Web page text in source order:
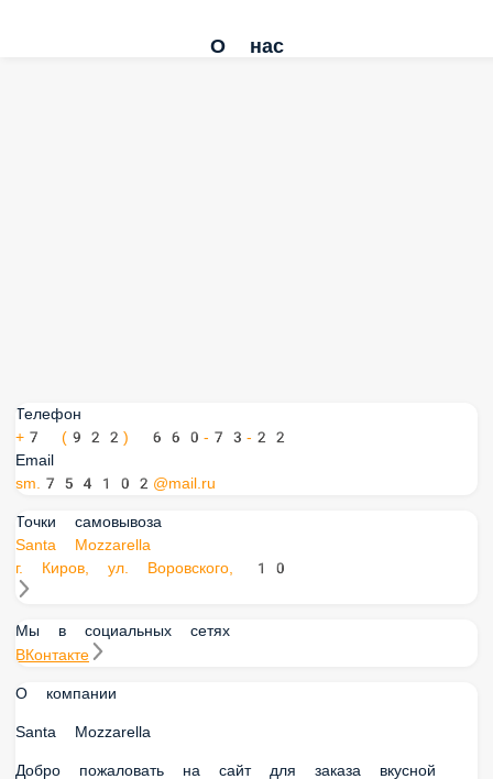
О нас
Телефон
+7 (922) 660-73-22
Email
sm.754102@mail.ru
Точки самовывоза
Santa Mozzarella
г. Киров, ул. Воровского, 10
Мы в социальных сетях
ВКонтакте
О компании
Santa Mozzarella
Добро пожаловать на сайт для заказа вкусной пиццы из